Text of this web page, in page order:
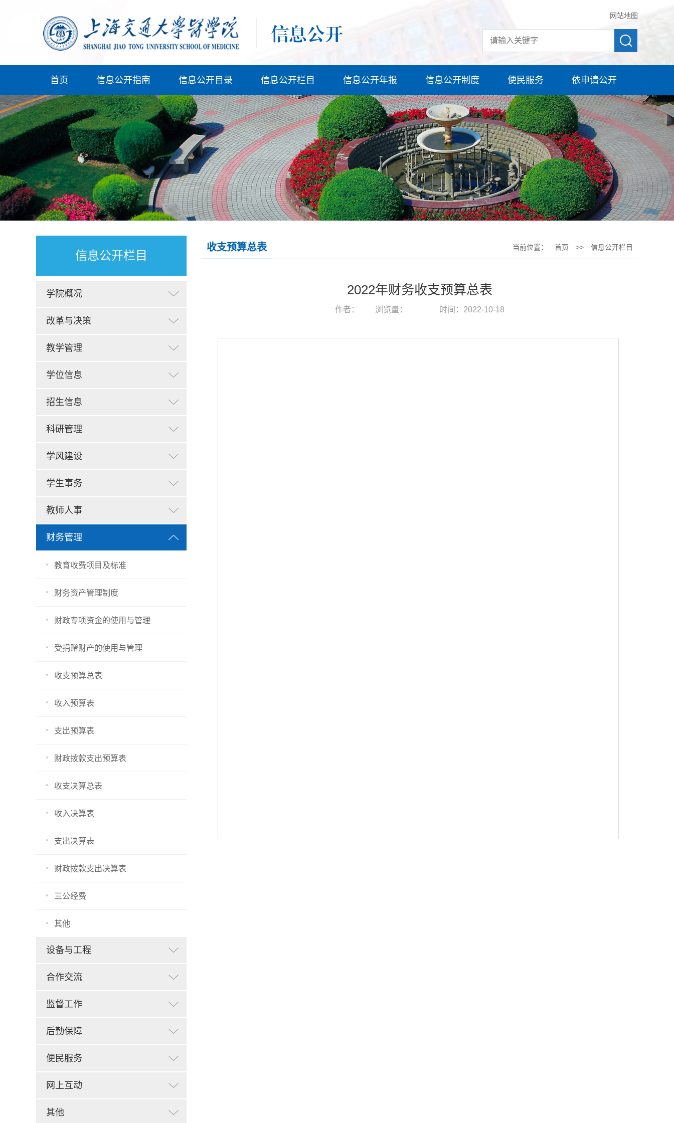
网站地图
首页 信息公开指南 信息公开目录 信息公开栏目 信息公开年报 信息公开制度 便民服务 依申请公开
信息公开栏目
学院概况
改革与决策
教学管理
学位信息
招生信息
科研管理
学风建设
学生事务
教师人事
财务管理
教育收费项目及标准
财务资产管理制度
财政专项资金的使用与管理
受捐赠财产的使用与管理
收支预算总表
收入预算表
支出预算表
财政拨款支出预算表
收支决算总表
收入决算表
支出决算表
财政拨款支出决算表
三公经费
其他
设备与工程
合作交流
监督工作
后勤保障
便民服务
网上互动
其他
收支预算总表 当前位置： 首页 >> 信息公开栏目
2022年财务收支预算总表
作者： 浏览量： 时间：2022-10-18